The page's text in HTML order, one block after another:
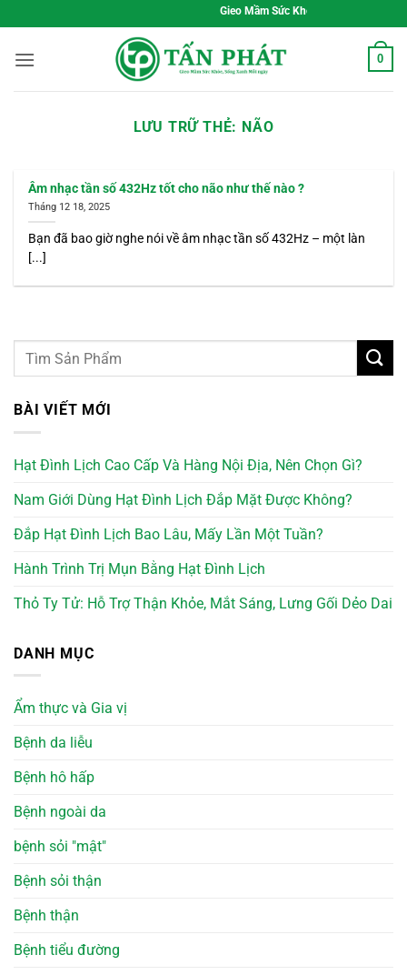
qua
nội
Gieo Mầm Sức Khỏe, Sống Xanh Mỗi
0
LƯU TRỮ THẺ: NÃO
Âm nhạc tần số 432Hz tốt cho não như thế nào ?
Tháng 12 18, 2025
Bạn đã bao giờ nghe nói về âm nhạc tần số 432Hz – một làn
[...]
BÀI VIẾT MỚI
Hạt Đình Lịch Cao Cấp Và Hàng Nội Địa, Nên Chọn Gì?
Nam Giới Dùng Hạt Đình Lịch Đắp Mặt Được Không?
Đắp Hạt Đình Lịch Bao Lâu, Mấy Lần Một Tuần?
Hành Trình Trị Mụn Bằng Hạt Đình Lịch
Thỏ Ty Tử: Hỗ Trợ Thận Khỏe, Mắt Sáng, Lưng Gối Dẻo Dai
DANH MỤC
Ẩm thực và Gia vị
Bệnh da liễu
Bệnh hô hấp
Bệnh ngoài da
bệnh sỏi "mật"
Bệnh sỏi thận
Bệnh thận
Bệnh tiểu đường